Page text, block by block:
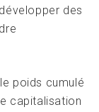
des
poids cumulé
capitalisation